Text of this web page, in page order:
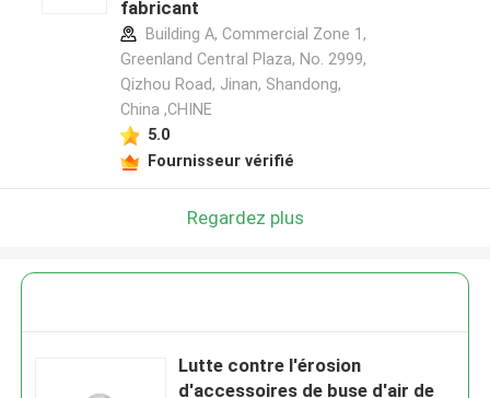
fabricant
Building A, Commercial Zone 1,
Greenland Central Plaza, No. 2999,
Qizhou Road, Jinan, Shandong,
China ,CHINE
5.0
Fournisseur vérifié
Regardez plus
Lutte contre l'érosion
d'accessoires de buse d'air de